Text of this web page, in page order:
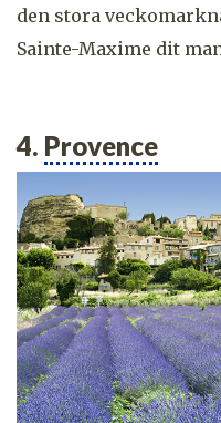
den stora
Sainte-Maxime dit
4. Provence